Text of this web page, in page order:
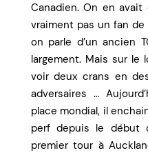
Canadien. On en
vraiment pas un fan
on parle d’un ancien
largement. Mais sur le
voir deux crans en
adversaires …
place mondial, il
perf depuis le début
premier tour à